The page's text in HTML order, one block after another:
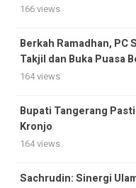
166 views
Berkah Ramadhan, PC
Takjil dan Buka Puasa
164 views
Bupati Tangerang
Kronjo
164 views
Sachrudin: Sinergi